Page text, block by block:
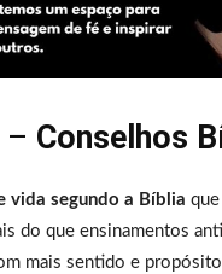
– Conselhos
vida segundo a Bíblia
do que ensinamentos
mais sentido e